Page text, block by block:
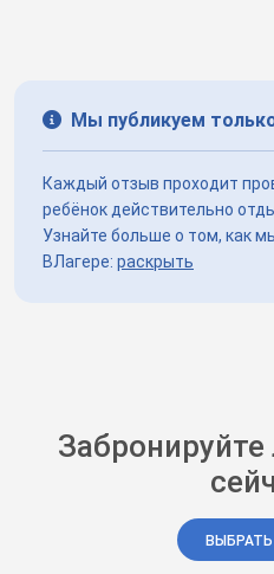
Мы публикуем
Каждый отзыв проходит
ребёнок действительно
Узнайте больше о том, как
ВЛагере: раскрыть